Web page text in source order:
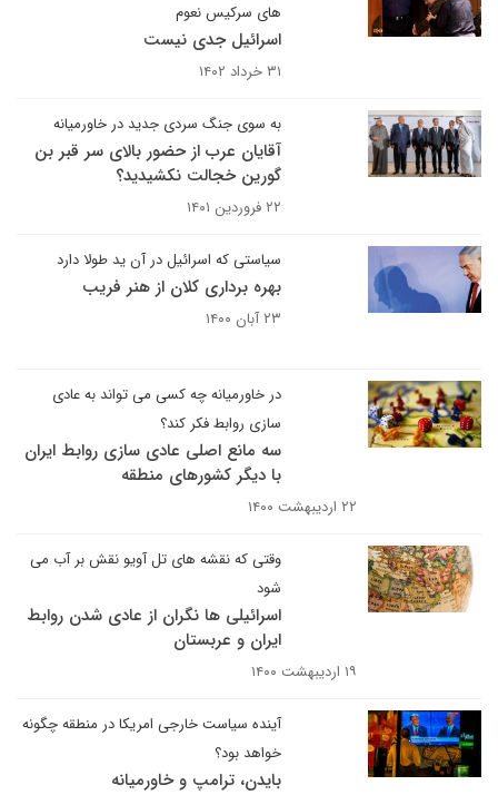
های سرکیس نعوم
اسرائیل جدی نیست
۳۱ خرداد ۱۴۰۲
به سوی جنگ سردی جدید در خاورمیانه
آقایان عرب از حضور بالای سر قبر بن
گورین خجالت نکشیدید؟
۲۲ فروردین ۱۴۰۱
سیاستی که اسرائیل در آن ید طولا دارد
بهره برداری کلان از هنر فریب
۲۳ آبان ۱۴۰۰
در خاورمیانه چه کسی می تواند به عادی
سازی روابط فکر کند؟
سه مانع اصلی عادی سازی روابط ایران
با دیگر کشورهای منطقه
۲۲ اردیبهشت ۱۴۰۰
وقتی که نقشه های تل آویو نقش بر آب می
شود
اسرائیلی ها نگران از عادی شدن روابط
ایران و عربستان
۱۹ اردیبهشت ۱۴۰۰
آینده سیاست خارجی امریکا در منطقه چگونه
خواهد بود؟
بایدن، ترامپ و خاورمیانه